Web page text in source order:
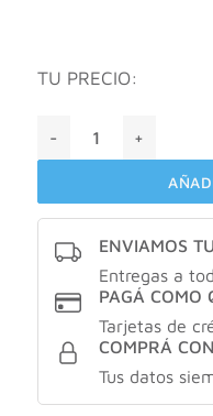
TU PRECIO:
ENVIAMOS
Entregas a
PAGÁ COMO
Tarjetas de
COMPRÁ
Tus datos